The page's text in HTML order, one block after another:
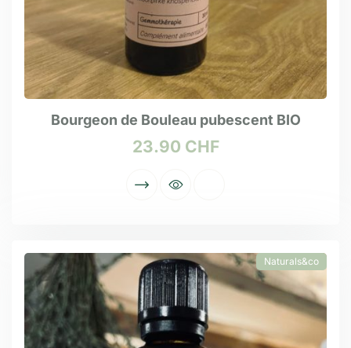
Bourgeon de Bouleau pubescent BIO
23.90 CHF
Naturals&co